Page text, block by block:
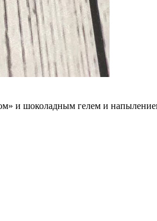
и шоколадным гелем и